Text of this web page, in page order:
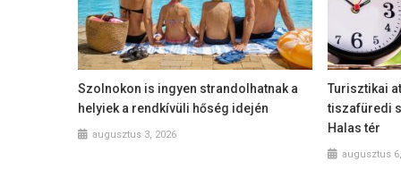
Szolnokon is ingyen strandolhatnak a
helyiek a rendkívüli hőség idején
augusztus 3, 2026
Turisztikai
tiszafüredi
Halas tér
augusztus